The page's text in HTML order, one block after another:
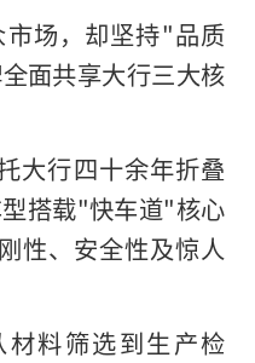
市场，却坚持"品质
面共享大行三大核
大行四十余年折叠
搭载"快车道"核心
性、安全性及惊人
材料筛选到生产检